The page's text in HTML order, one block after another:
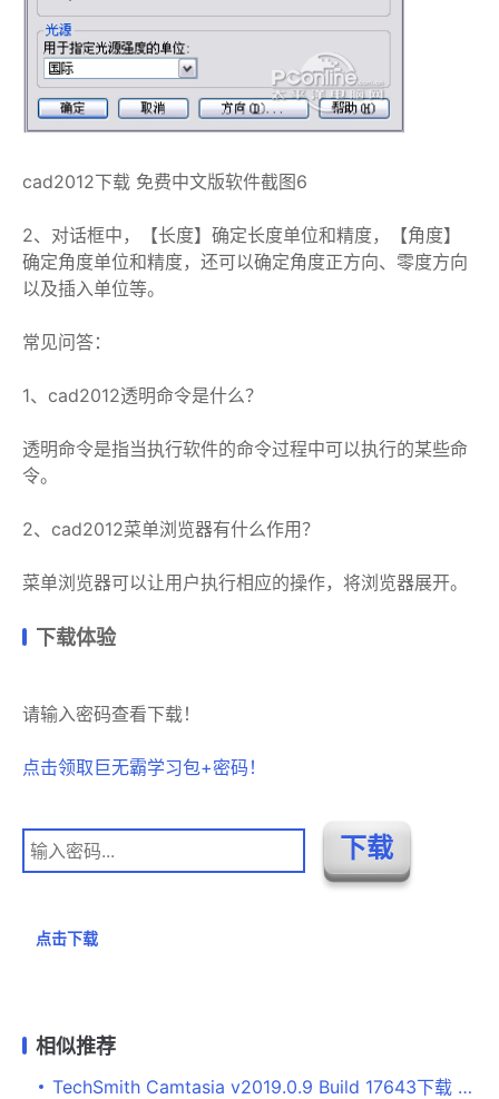
cad2012下载 免费中文版软件截图6
2、对话框中，【长度】确定长度单位和精度，【角度】
确定角度单位和精度，还可以确定角度正方向、零度方向
以及插入单位等。
常见问答：
1、cad2012透明命令是什么？
透明命令是指当执行软件的命令过程中可以执行的某些命
令。
2、cad2012菜单浏览器有什么作用？
菜单浏览器可以让用户执行相应的操作，将浏览器展开。
下载体验
请输入密码查看下载！
点击领取巨无霸学习包+密码！
点击下载
相似推荐
TechSmith Camtasia v2019.0.9 Build 17643下载 + 补丁/激活